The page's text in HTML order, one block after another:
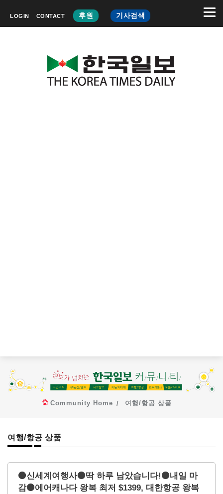
LOGIN CONTACT 후원 기사검색
Community Home 여행/항공 상품
여행/항공 상품
⚫신세계여행사⚫딱 하루 남았습니다!⚫내일 마
감⚫에어캐나다 왕복 최저 $1399, 대한항공 왕복